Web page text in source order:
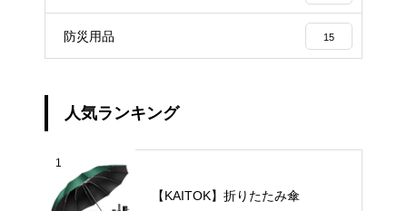
防災用品 15
人気ランキング
1
【KAITOK】折りたたみ傘